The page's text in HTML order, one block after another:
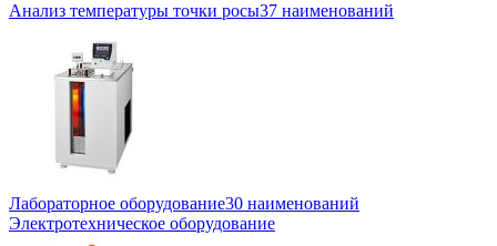
Анализ температуры точки росы37 наименований
Лабораторное оборудование30 наименований
Электротехническое оборудование